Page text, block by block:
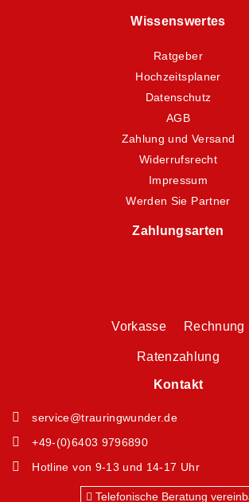
Wissenswertes
Ratgeber
Hochzeitsplaner
Datenschutz
AGB
Zahlung und Versand
Widerrufsrecht
Impressum
Werden Sie Partner
Zahlungsarten
Vorkasse Rechnung
Ratenzahlung
Kontakt
service@trauringwunder.de
+49-(0)6403 9796890
Hotline von 9-13 und 14-17 Uhr
Telefonische Beratung